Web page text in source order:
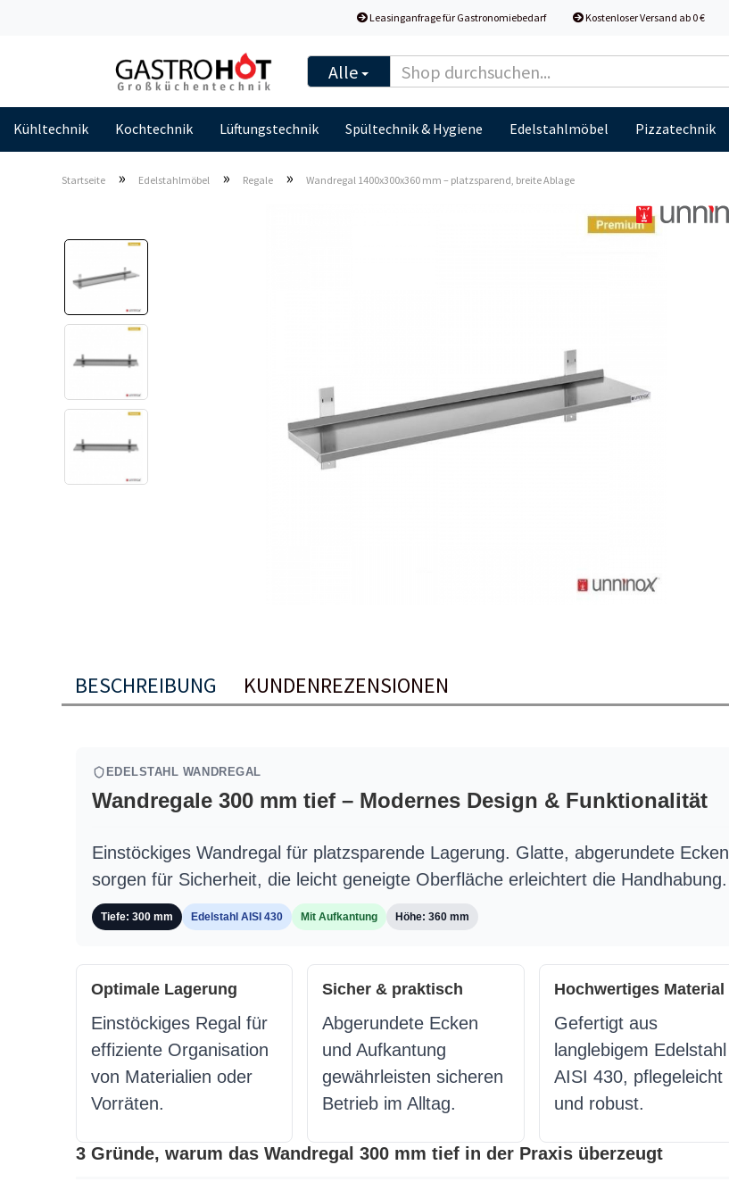
Leasinganfrage für Gastronomiebedarf Kostenloser Versand ab 0 €
Alle
Kühltechnik Kochtechnik Lüftungstechnik Spültechnik & Hygiene Edelstahlmöbel Pizzatechnik
Startseite » Edelstahlmöbel » Regale » Wandregal 1400x300x360 mm – platzsparend, breite Ablage
BESCHREIBUNG KUNDENREZENSIONEN
EDELSTAHL WANDREGAL
Wandregale 300 mm tief – Modernes Design & Funktionalität
Einstöckiges Wandregal für platzsparende Lagerung. Glatte, abgerundete Ecken
sorgen für Sicherheit, die leicht geneigte Oberfläche erleichtert die Handhabung.
Tiefe: 300 mm Edelstahl AISI 430 Mit Aufkantung Höhe: 360 mm
Optimale Lagerung
Einstöckiges Regal für
effiziente Organisation
von Materialien oder
Vorräten.
Sicher & praktisch
Abgerundete Ecken
und Aufkantung
gewährleisten sicheren
Betrieb im Alltag.
Hochwertiges Material
Gefertigt aus
langlebigem Edelstahl
AISI 430, pflegeleicht
und robust.
3 Gründe, warum das Wandregal 300 mm tief in der Praxis überzeugt